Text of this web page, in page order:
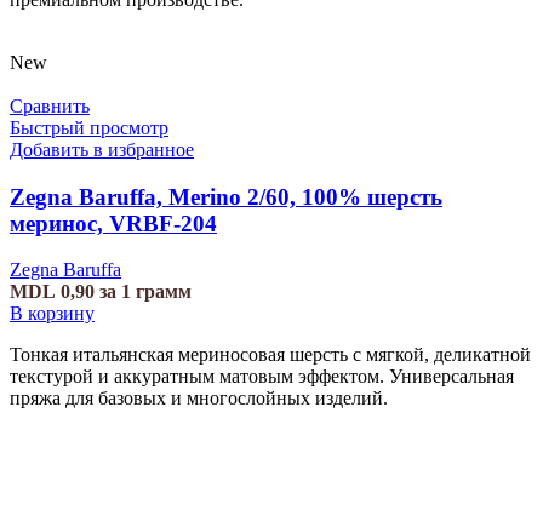
New
Сравнить
Быстрый просмотр
Добавить в избранное
Zegna Baruffa, Merino 2/60, 100% шерсть
меринос, VRBF-204
Zegna Baruffa
MDL 0,90 за 1 грамм
В корзину
Тонкая итальянская мериносовая шерсть с мягкой, деликатной
текстурой и аккуратным матовым эффектом. Универсальная
пряжа для базовых и многослойных изделий.